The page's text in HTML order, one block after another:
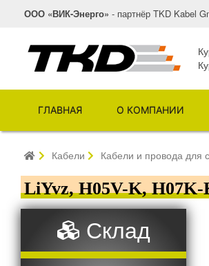
ООО «ВИК-Энерго» - партнёр TKD Kabel
ГЛАВНАЯ О КОМПАНИИ
Кабели Кабели и провода для
LiYvz, H05V-K, H07K-
Склад